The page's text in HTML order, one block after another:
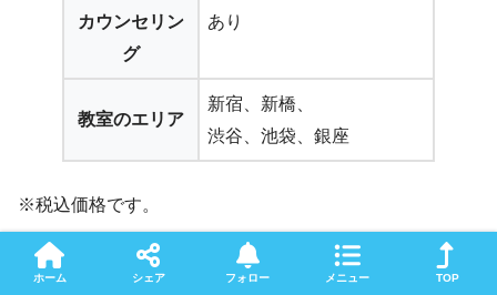
カウンセリン
グ
あり
教室のエリア
新宿、新橋、
渋谷、池袋、銀座
※税込価格です。
RIZAP ENGLISHのおすすめポイント
ホーム シェア フォロー メニュー TOP